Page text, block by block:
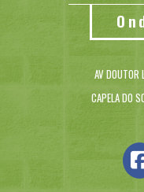
AV
CAPELA DO